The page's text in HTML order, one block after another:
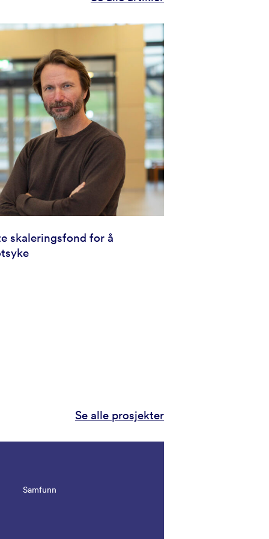
skaleringsfond for å
Se alle prosjekter
Samfunn